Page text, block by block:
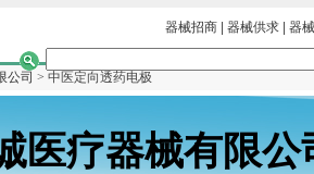
器械招商 器械供求 器
公司 > 中医定向透药电极
医疗器械有限公